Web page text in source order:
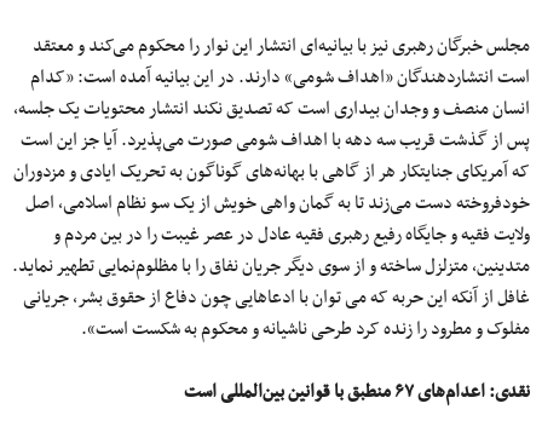
مجلس خبرگان رهبری نیز با بیانیه‌ای انتشار این نوار را محکوم می‌کند و معتقد
است انتشار‌دهندگان «اهداف شومی» دارند. در این بیانیه آمده است: «کدام
انسان منصف و وجدان بیداری است که تصدیق نکند انتشار محتویات یک جلسه،
پس از گذشت قریب سه دهه با اهداف شومی صورت می‌پذیرد. آیا جز این است
که آمریکای جنایتکار هر از گاهی با بهانه‌های گوناگون به تحریک ایادی و مزدوران
خودفروخته دست می‌زند تا به گمان واهی خویش از یک سو نظام اسلامی، اصل
ولایت فقیه و جایگاه رفیع رهبری فقیه عادل در عصر غیبت را در بین مردم و
متدینین، متزلزل ساخته و از سوی دیگر جریان نفاق را با مظلوم‌نمایی تطهیر نماید.
غافل از آنکه این حربه که می توان با ادعاهایی چون دفاع از حقوق بشر، جریانی
مفلوک و مطرود را زنده کرد طرحی ناشیانه و محکوم به شکست است».
نقدی: اعدام‌های۶۷منطبق با قوانین بین‌المللی است